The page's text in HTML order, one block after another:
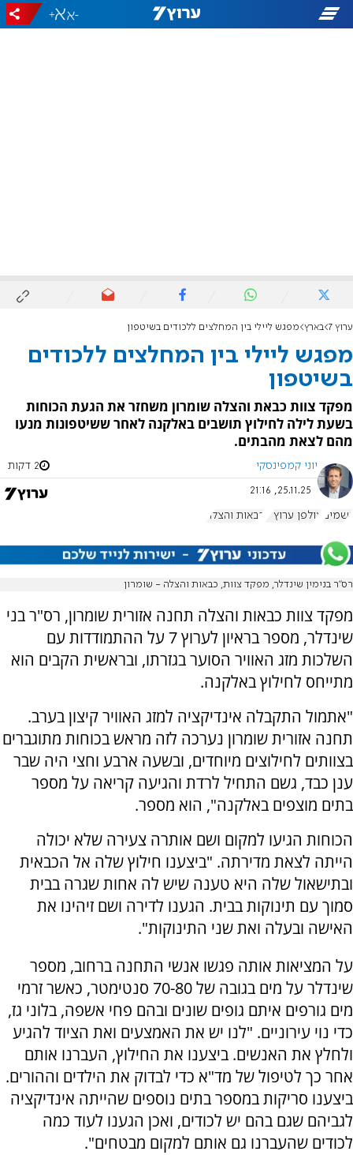
-
+
ערוץ 7 בארץ מפגש ליילי בין המחלצים ללכודים בשיטפון
מפגש ליילי בין המחלצים ללכודים
בשיטפון
מפקד צוות כבאת והצלה שומרון משחזר את הגעת הכוחות
בשעת לילה לחילוץ תושבים באלקנה לאחר ששיטפונות מנעו
מהם לצאת מהבתים.
יוני קמפינסקי 2 דקות
25.11.25, 21:16
גשמים אולפן ערוץ 7 כבאות והצלה
רס"ר בנימין שינדלר, מפקד צוות, כבאות והצלה - שומרון
מפקד צוות כבאות והצלה תחנה אזורית שומרון, רס"ר בני
שינדלר, מספר בראיון לערוץ 7 על ההתמודדות עם
השלכות מזג האוויר הסוער בגזרתו, ובראשית הקבים הוא
מתייחס לחילוץ באלקנה.
"אתמול התקבלה אינדיקציה למזג האוויר קיצון בערב.
תחנה אזורית שומרון נערכה לזה מראש בכוחות מתוגברים
בצוותים לחילוצים מיוחדים, ובשעה ארבע וחצי היה שבר
ענן כבד, גשם התחיל לרדת והגיעה קריאה על מספר
בתים מוצפים באלקנה", הוא מספר.
הכוחות הגיעו למקום ושם אותרה צעירה שלא יכולה
הייתה לצאת מדירתה. "ביצענו חילוץ שלה אל הכבאית
ובתישאול שלה היא טענה שיש לה אחות שגרה בבית
סמוך עם תינוקות בבית. הגענו לדירה ושם זיהינו את
האישה ובעלה ואת שני התינוקות".
על המציאות אותה פגשו אנשי התחנה ברחוב, מספר
שינדלר על מים בגובה של 70-80 סנטימטר, כאשר זרמי
מים גורפים איתם גופים שונים ובהם פחי אשפה, בלוני גז,
כדי נוי עירוניים. "לנו יש את האמצעים ואת הציוד להגיע
ולחלץ את האנשים. ביצענו את החילוץ, העברנו אותם
אחר כך לטיפול של מד"א כדי לבדוק את הילדים וההורים.
ביצענו סריקות במספר בתים נוספים שהייתה אינדיקציה
לגביהם שגם בהם יש לכודים, ואכן הגענו לעוד כמה
לכודים שהעברנו גם אותם למקום מבטחים".